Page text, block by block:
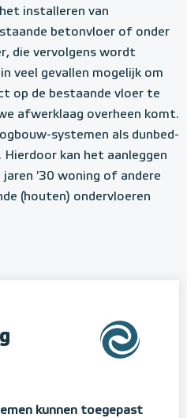
installeren van
betonvloer of onder
die vervolgens wordt
veel gevallen mogelijk om
op de bestaande vloer te
afwerklaag overheen komt.
systemen als dunbed-
kan het aanleggen
jaren '30 woning of andere
(houten) ondervloeren
kunnen toegepast